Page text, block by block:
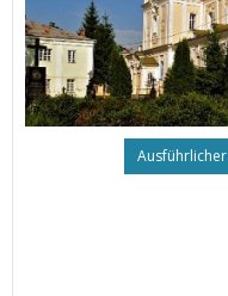
Ausführlicher